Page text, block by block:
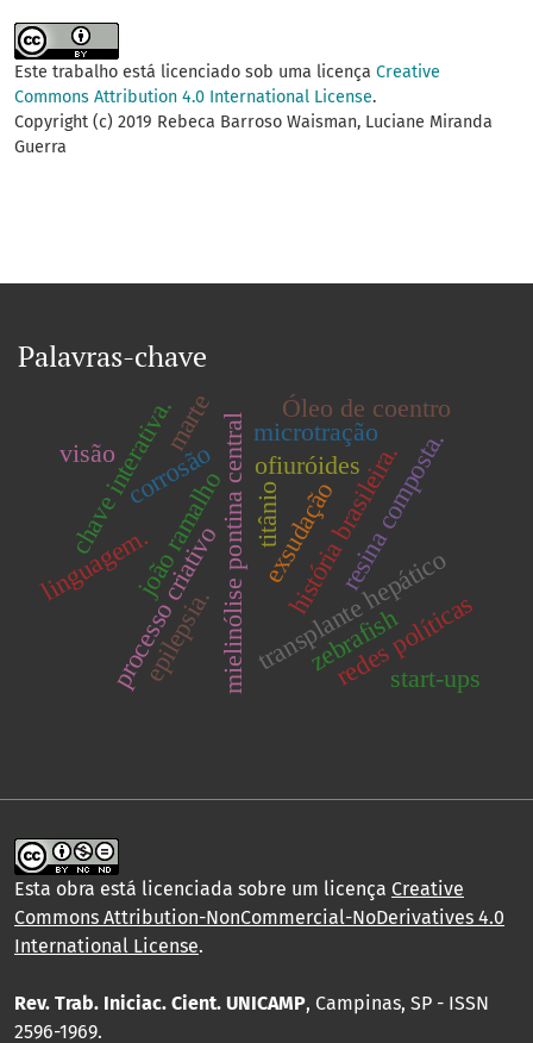
Este trabalho está licenciado sob uma licença Creative
Commons Attribution 4.0 International License.
Copyright (c) 2019 Rebeca Barroso Waisman, Luciane Miranda
Guerra
Palavras-chave
mielinólise pontina centraltransplante hepático
processo criativo
joão ramalho história brasileira.
linguagem.
ofiuróides
chave interativa.
zebrafish
epilepsia. redes políticas
microtraçãoresina composta.
Óleo de coentro
titânio
corrosão
start-ups
exsudação
marte
visão
Esta obra está licenciada sobre um licença Creative
Commons Attribution-NonCommercial-NoDerivatives 4.0
International License.
Rev. Trab. Iniciac. Cient. UNICAMP, Campinas, SP - ISSN
2596-1969.